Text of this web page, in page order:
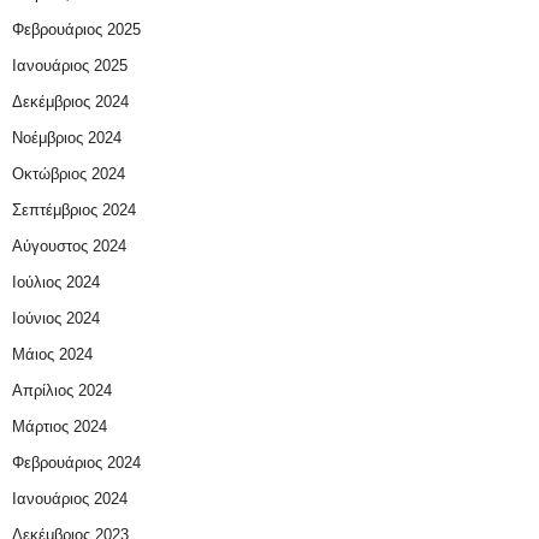
Φεβρουάριος 2025
Ιανουάριος 2025
Δεκέμβριος 2024
Νοέμβριος 2024
Οκτώβριος 2024
Σεπτέμβριος 2024
Αύγουστος 2024
Ιούλιος 2024
Ιούνιος 2024
Μάιος 2024
Απρίλιος 2024
Μάρτιος 2024
Φεβρουάριος 2024
Ιανουάριος 2024
Δεκέμβριος 2023